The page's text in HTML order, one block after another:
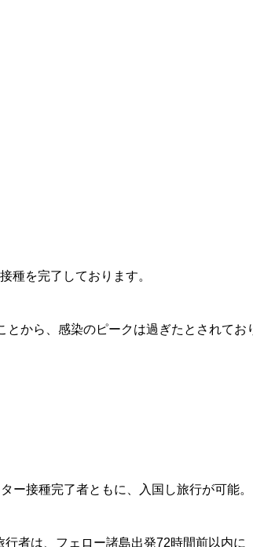
種を完了しております。
から、感染のピークは過ぎたとされてお
ー接種完了者ともに、入国し旅行が可能。
者は、フェロー諸島出発72時間前以内に